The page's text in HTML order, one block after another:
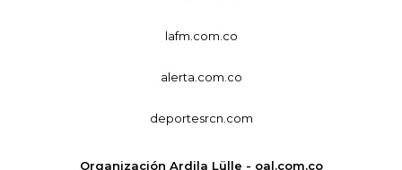
lafm.com.co
alerta.com.co
deportesrcn.com
Organización Ardila Lülle - oal.com.co